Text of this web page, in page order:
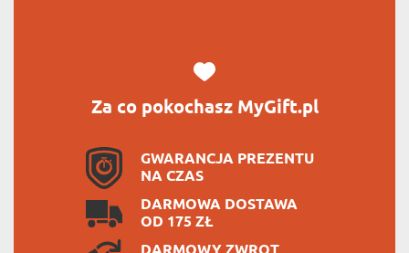
Za co pokochasz MyGift.pl
GWARANCJA PREZENTU
NA CZAS
DARMOWA DOSTAWA
OD 175 ZŁ